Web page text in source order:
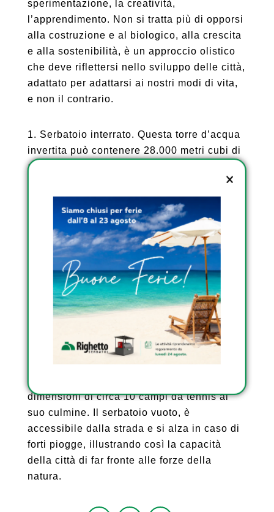
sperimentazione, la creatività,
l’apprendimento. Non si tratta più di opporsi
alla costruzione e al biologico, alla crescita
e alla sostenibilità, è un approccio olistico
che deve riflettersi nello sviluppo delle città,
adattato per adattarsi ai nostri modi di vita,
e non il contrario.
1. Serbatoio interrato. Questa torre d’acqua
invertita può contenere 28.000 metri cubi di
acqua piovana, l’equivalente di 10 piscine
traboccare, la quantità di acqua è sempre
controllata. Come soluzione sostenibile, può
aiutare a prevenire le inondazioni in città.
2. Parcheggio pop-up. Può contenere fino a
300 auto su 5 piani. Emerge da terra mentre
l’acqua riempie il serbatoio, sotto l’effetto
della spinta idrostatica. Qualunque sia il
suo livello, rimane stabile e accessibile.
3. Spazio verde. Con un ingombro di 2.830
dimensioni di circa 10 campi da tennis al
suo culmine. Il serbatoio vuoto, è
accessibile dalla strada e si alza in caso di
forti piogge, illustrando così la capacità
della città di far fronte alle forze della
natura.